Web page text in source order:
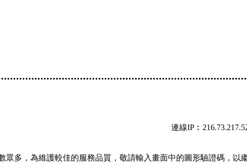
連線
眾多，為維護較佳的服務品質，敬請輸入畫面中的圖形驗證碼，以